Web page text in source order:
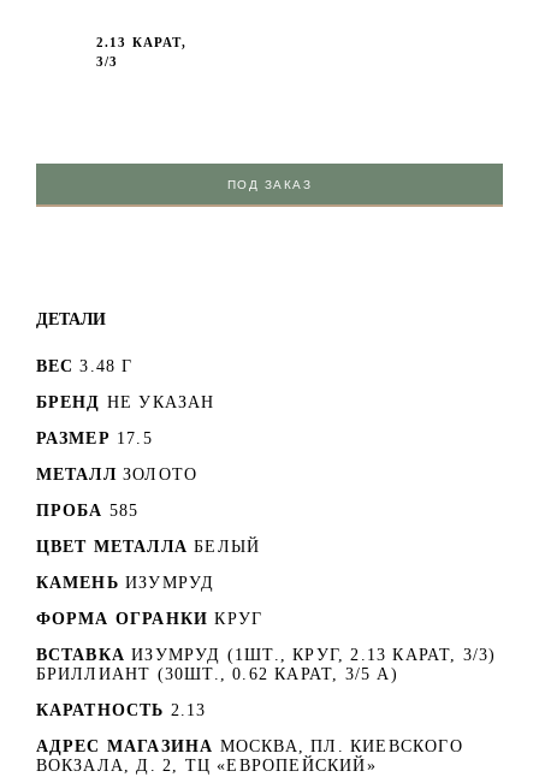
2.13 КАРАТ,
3/3
ПОД ЗАКАЗ
ДЕТАЛИ
ВЕС 3.48 Г
БРЕНД НЕ УКАЗАН
РАЗМЕР 17.5
МЕТАЛЛ ЗОЛОТО
ПРОБА 585
ЦВЕТ МЕТАЛЛА БЕЛЫЙ
КАМЕНЬ ИЗУМРУД
ФОРМА ОГРАНКИ КРУГ
ВСТАВКА ИЗУМРУД (1ШТ., КРУГ, 2.13 КАРАТ, 3/3)
БРИЛЛИАНТ (30ШТ., 0.62 КАРАТ, 3/5 А)
КАРАТНОСТЬ 2.13
АДРЕС МАГАЗИНА МОСКВА, ПЛ. КИЕВСКОГО
ВОКЗАЛА, Д. 2, ТЦ «ЕВРОПЕЙСКИЙ»